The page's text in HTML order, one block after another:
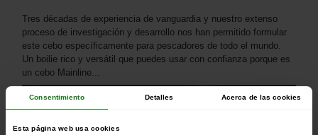
Consentimiento Detalles Acerca de las cookies
Esta página web usa cookies
Tres décadas de experiencia de vanguardia y nuestro extenso
proceso de investigación y desarrollo nos han permitido formular
este cebo específicamente para pescadores de todo el mundo.
Un boilie rico y versátil que puedes usar con confianza porque es
un cebo Mainline...